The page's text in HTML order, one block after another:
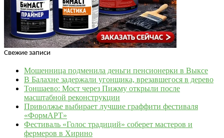
Свежие записи
Мошенница подменила деньги пенсионерки в Выксе
В Балахне задержали угонщика, врезавшегося в дерево
Тоншаево: Мост через Пижму открыли после
масштабной реконструкции
Приволжье выбирает лучшие граффити фестиваля
«ФормАРТ»
Фестиваль «Голос традиций» соберет мастеров и
фермеров в Хирино